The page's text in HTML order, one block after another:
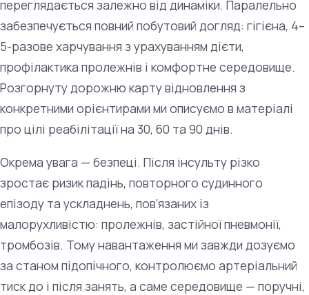
переглядається залежно від динаміки. Паралельно
забезпечується повний побутовий догляд: гігієна, 4–
5-разове харчування з урахуванням дієти,
профілактика пролежнів і комфортне середовище.
Розгорнуту дорожню карту відновлення з
конкретними орієнтирами ми описуємо в матеріалі
про цілі реабілітації на 30, 60 та 90 днів.
Окрема увага — безпеці. Після інсульту різко
зростає ризик падінь, повторного судинного
епізоду та ускладнень, пов’язаних із
малорухливістю: пролежнів, застійної пневмонії,
тромбозів. Тому навантаження ми завжди дозуємо
за станом підопічного, контролюємо артеріальний
тиск до і після занять, а саме середовище — поручні,